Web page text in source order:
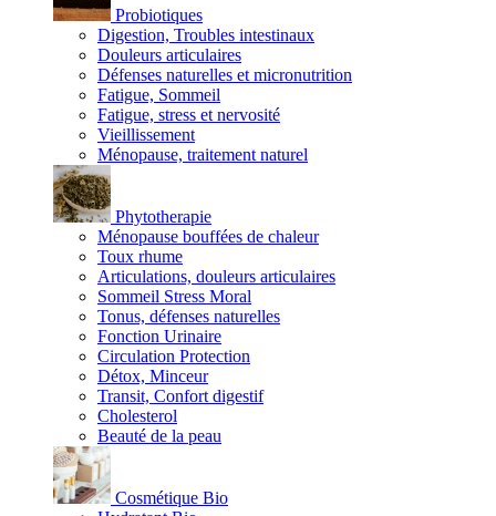
Probiotiques
Digestion, Troubles intestinaux
Douleurs articulaires
Défenses naturelles et micronutrition
Fatigue, Sommeil
Fatigue, stress et nervosité
Vieillissement
Ménopause, traitement naturel
Phytotherapie
Ménopause bouffées de chaleur
Toux rhume
Articulations, douleurs articulaires
Sommeil Stress Moral
Tonus, défenses naturelles
Fonction Urinaire
Circulation Protection
Détox, Minceur
Transit, Confort digestif
Cholesterol
Beauté de la peau
Cosmétique Bio